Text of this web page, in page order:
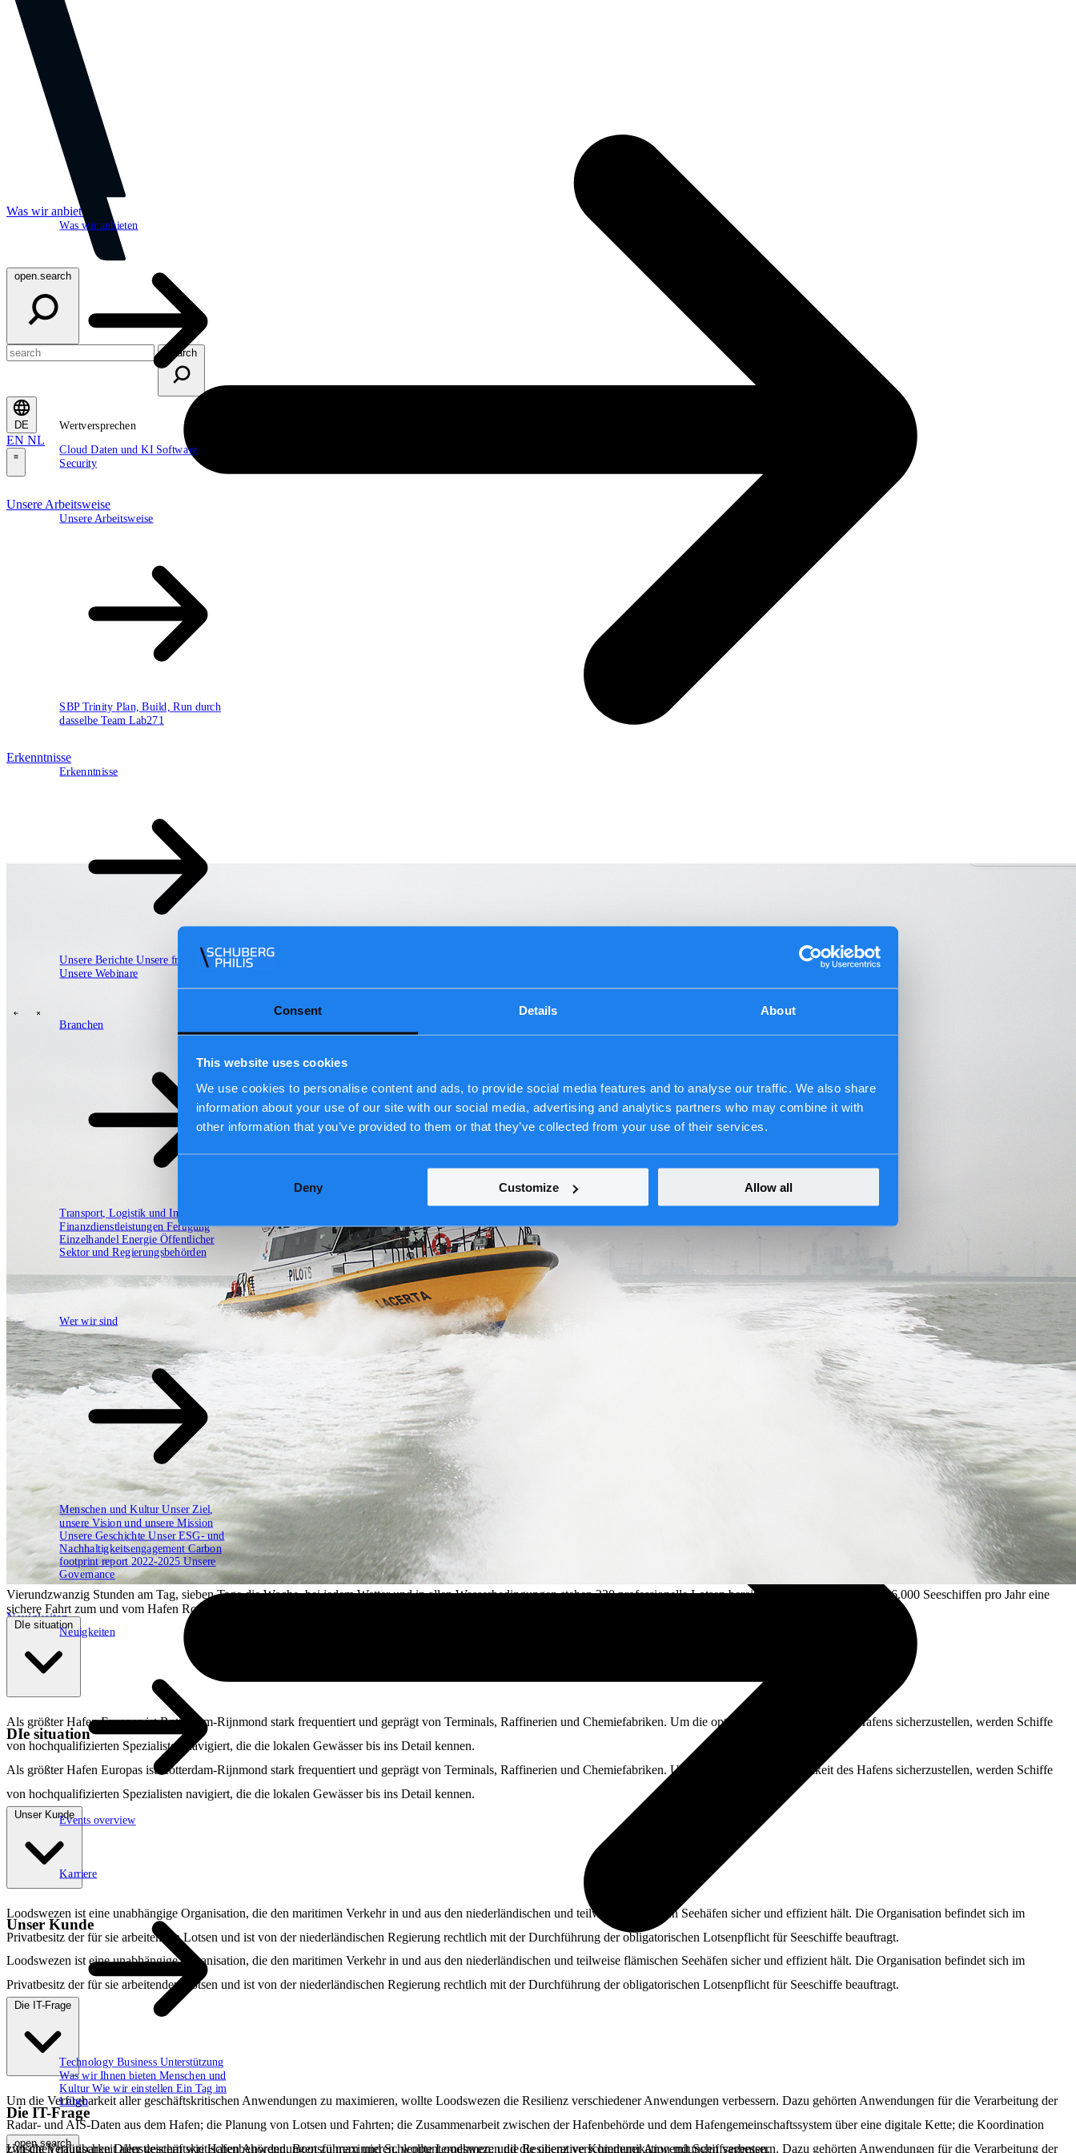
Consent Details About
This website uses cookies
We use cookies to personalise content and ads, to provide social media features and to analyse our traffic. We also share
information about your use of our site with our social media, advertising and analytics partners who may combine it with
other information that you’ve provided to them or that they’ve collected from your use of their services.
Deny Customize Allow all
Was wir anbieten
Was wir anbieten
Wertversprechen
CloudDaten und KI Software
Security
Unsere Arbeitsweise
Unsere Arbeitsweise
SBP Trinity Plan, Build, Run durch
dasselbe Team Lab271
Erkenntnisse
Erkenntnisse
Unsere Berichte Unsere frameworks
Unsere Webinare
Branchen
Branchen
Transport, Logistik und Infrastruktur
Finanzdienstleistungen Fertigung
Einzelhandel Energie Öffentlicher
Sektor und Regierungsbehörden
Technologiepartner
Wer wir sind
Menschen und KulturUnser Ziel,
unsere Vision und unsere Mission
Unsere GeschichteUnser ESG- und
NachhaltigkeitsengagementCarbon
footprint report 2022-2025Unsere
Governance
Neuigkeiten
Neuigkeiten
Events overview
Karriere63
Karriere
Technology Business Unterstützung
Was wir Ihnen bieten Menschen und
KulturWie wir einstellenEin Tag im
Leben
open.search
open.search
search
DE
EN NL
Wertversprechen
Vierundzwanzig Stunden am Tag, sieben Tage die Woche, bei jedem Wetter und in allen Wasserbedingungen stehen 220 professionelle Lotsen bereit. Ihre Aufgabe ist es, fast 56.000 Seeschiffen pro Jahr eine
sichere Fahrt zum und vom Hafen Rotterdam-Rijnmond zu ermöglichen.
DIe situation
Als größter Hafen Europas ist Rotterdam-Rijnmond stark frequentiert und geprägt von Terminals, Raffinerien und Chemiefabriken. Um die optimale Zugänglichkeit des Hafens sicherzustellen, werden Schiffe
von hochqualifizierten Spezialisten navigiert, die die lokalen Gewässer bis ins Detail kennen.
DIe situation
Als größter Hafen Europas ist Rotterdam-Rijnmond stark frequentiert und geprägt von Terminals, Raffinerien und Chemiefabriken. Um die optimale Zugänglichkeit des Hafens sicherzustellen, werden Schiffe
von hochqualifizierten Spezialisten navigiert, die die lokalen Gewässer bis ins Detail kennen.
Unser Kunde
Loodswezen ist eine unabhängige Organisation, die den maritimen Verkehr in und aus den niederländischen und teilweise flämischen Seehäfen sicher und effizient hält. Die Organisation befindet sich im
Privatbesitz der für sie arbeitenden Lotsen und ist von der niederländischen Regierung rechtlich mit der Durchführung der obligatorischen Lotsenpflicht für Seeschiffe beauftragt.
Unser Kunde
Loodswezen ist eine unabhängige Organisation, die den maritimen Verkehr in und aus den niederländischen und teilweise flämischen Seehäfen sicher und effizient hält. Die Organisation befindet sich im
Privatbesitz der für sie arbeitenden Lotsen und ist von der niederländischen Regierung rechtlich mit der Durchführung der obligatorischen Lotsenpflicht für Seeschiffe beauftragt.
Die IT-Frage
Um die Verfügbarkeit aller geschäftskritischen Anwendungen zu maximieren, wollte Loodswezen die Resilienz verschiedener Anwendungen verbessern. Dazu gehörten Anwendungen für die Verarbeitung der
Radar- und AIS-Daten aus dem Hafen; die Planung von Lotsen und Fahrten; die Zusammenarbeit zwischen der Hafenbehörde und dem Hafengemeinschaftssystem über eine digitale Kette; die Koordination
zwischen nautischen Dienstleistern wie Hafenbehörden, Bootsführern und Schleppunternehmen; und die operative Kommunikation mit Schiffsagenten.
Die IT-Frage
Um die Verfügbarkeit aller geschäftskritischen Anwendungen zu maximieren, wollte Loodswezen die Resilienz verschiedener Anwendungen verbessern. Dazu gehörten Anwendungen für die Verarbeitung der